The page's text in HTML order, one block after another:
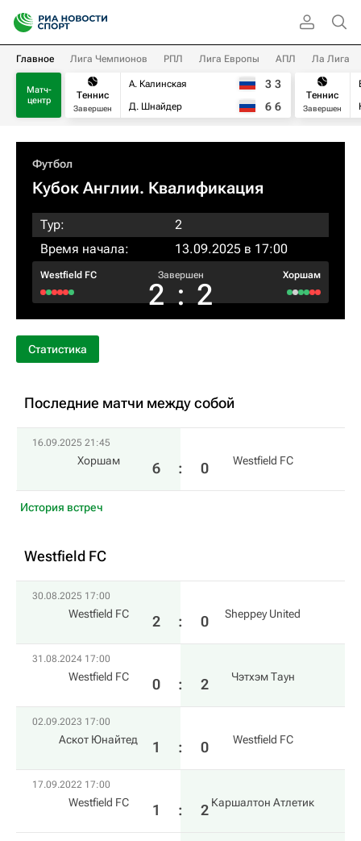
Главное Лига Чемпионов РПЛ Лига Европы АПЛ Ла Лига
Матч-
центр
Теннис
Завершен
А. Калинская
Д. Шнайдер
3 3
6 6
Теннис
Завершен
Футбол
Кубок Англии. Квалификация
Тур:
2
Время начала:
13.09.2025 в 17:00
Westfield FC Завершен
2 : 2
Хоршам
Статистика
Последние матчи между собой
16.09.2025 21:45
Хоршам 6 : 0 Westfield FC
История встреч
Westfield FC
30.08.2025 17:00
Westfield FC 2 : 0 Sheppey United
31.08.2024 17:00
Westfield FC 0 : 2 Чэтхэм Таун
02.09.2023 17:00
Аскот Юнайтед 1 : 0 Westfield FC
17.09.2022 17:00
Westfield FC 1 : 2 Каршалтон Атлетик